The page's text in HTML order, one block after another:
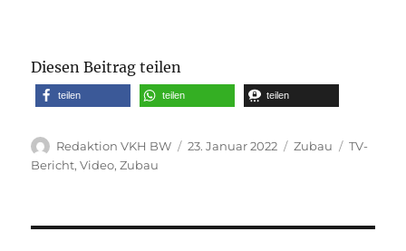
Diesen Beitrag teilen
teilen teilen teilen
Autor
Redaktion VKH BW
Veröffentlicht
23. Januar 2022 Kategorien
Zubau
TV-
Bericht,Video,Zubau